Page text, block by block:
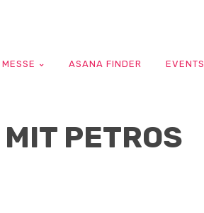
MESSE ASANA FINDER EVENTS
PETROS